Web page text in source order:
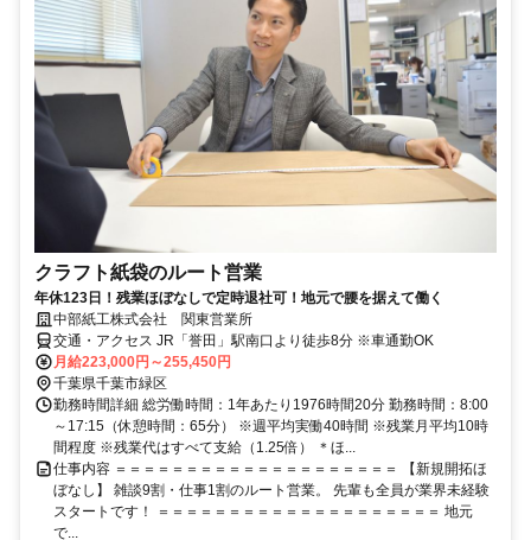
クラフト紙袋のルート営業
年休123日！残業ほぼなしで定時退社可！地元で腰を据えて働く
中部紙工株式会社 関東営業所
交通・アクセス JR「誉田」駅南口より徒歩8分 ※車通勤OK
月給223,000円～255,450円
千葉県千葉市緑区
勤務時間詳細 総労働時間：1年あたり1976時間20分 勤務時間：8:00
～17:15（休憩時間：65分） ※週平均実働40時間 ※残業月平均10時
間程度 ※残業代はすべて支給（1.25倍） ＊ほ...
仕事内容 ＝＝＝＝＝＝＝＝＝＝＝＝＝＝＝＝＝＝＝＝ 【新規開拓ほ
ぼなし】 雑談9割・仕事1割のルート営業。 先輩も全員が業界未経験
スタートです！ ＝＝＝＝＝＝＝＝＝＝＝＝＝＝＝＝＝＝＝＝ 地元
で...